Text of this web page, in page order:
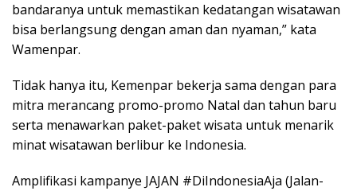
bandaranya untuk memastikan kedatangan wisatawan
bisa berlangsung dengan aman dan nyaman,” kata
Wamenpar.
Tidak hanya itu, Kemenpar bekerja sama dengan para
mitra merancang promo-promo Natal dan tahun baru
serta menawarkan paket-paket wisata untuk menarik
minat wisatawan berlibur ke Indonesia.
Amplifikasi kampanye JAJAN #DiIndonesiaAja (Jalan-